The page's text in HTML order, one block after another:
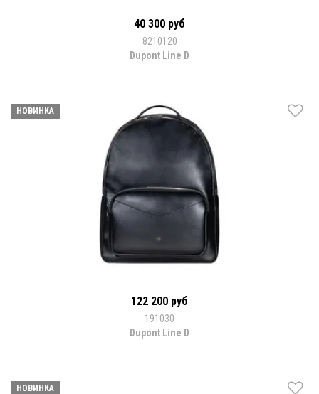
40 300 руб
8210120
Dupont Line D
НОВИНКА
122 200 руб
191030
Dupont Line D
НОВИНКА